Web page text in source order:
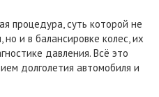
процедура, суть которой не
и в балансировке колес, их
давления. Всё это
долголетия автомобиля и